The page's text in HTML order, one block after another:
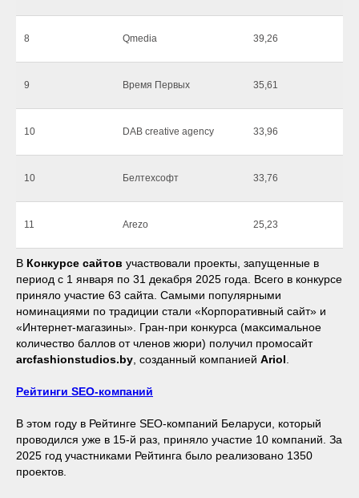
8 Qmedia 39,26
9 Время Первых 35,61
10 DAB creative agency 33,96
10 Белтехсофт 33,76
11 Arezo 25,23
В Конкурсе сайтов участвовали проекты, запущенные в
период с 1 января по 31 декабря 2025 года. Всего в конкурсе
приняло участие 63 сайта. Самыми популярными
номинациями по традиции стали «Корпоративный сайт» и
«Интернет-магазины». Гран-при конкурса (максимальное
количество баллов от членов жюри) получил промосайт
arcfashionstudios.by, созданный компанией Ariol.
Рейтинги SEO-компаний
В этом году в Рейтинге SEO-компаний Беларуси, который
проводился уже в 15-й раз, приняло участие 10 компаний. За
2025 год участниками Рейтинга было реализовано 1350
проектов.